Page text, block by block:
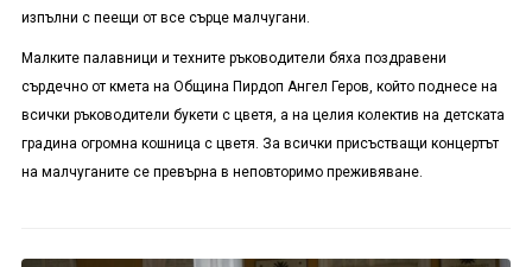
изпълни с пеещи от все сърце малчугани.
Малките палавници и техните ръководители бяха поздравени
сърдечно от кмета на Община Пирдоп Ангел Геров, който поднесе на
всички ръководители букети с цветя, а на целия колектив на детската
градина огромна кошница с цветя. За всички присъстващи концертът
на малчуганите се превърна в неповторимо преживяване.